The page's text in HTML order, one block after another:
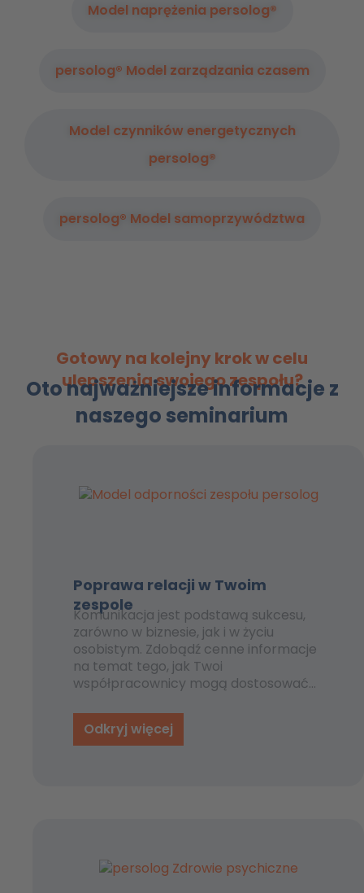
Model naprężenia persolog®
persolog® Model zarządzania czasem
Model czynników energetycznych
persolog®
persolog® Model samoprzywództwa
Gotowy na kolejny krok w celu
ulepszenia swojego zespołu?
Oto najważniejsze informacje z
naszego seminarium
Poprawa relacji w Twoim
zespole
Komunikacja jest podstawą sukcesu,
zarówno w biznesie, jak i w życiu
osobistym. Zdobądź cenne informacje
na temat tego, jak Twoi
współpracownicy mogą dostosować
optymalnej wydajności przy różnych
stylach zachowania. Czy zastanawiałeś
się kiedyś, jaką moc możesz uwolnić,
Odkryj więcej